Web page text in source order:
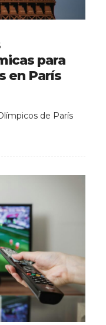
para
en París
de París